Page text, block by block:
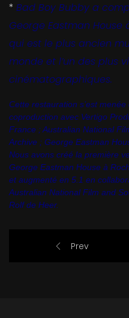
* Bad Boy Bubby a
George Eastman House
qui est le plus ancien
monde et l’un des plus
cinématographiques.
Cette restauration s’est
coproduction avec Vertigo
France ; Australian National
Archive ; George Eastman
Nous avons créé la première
George Eastman House à
et augmenté en 5.1 en
Australian National Film and
Rolf de Heer.
Prev